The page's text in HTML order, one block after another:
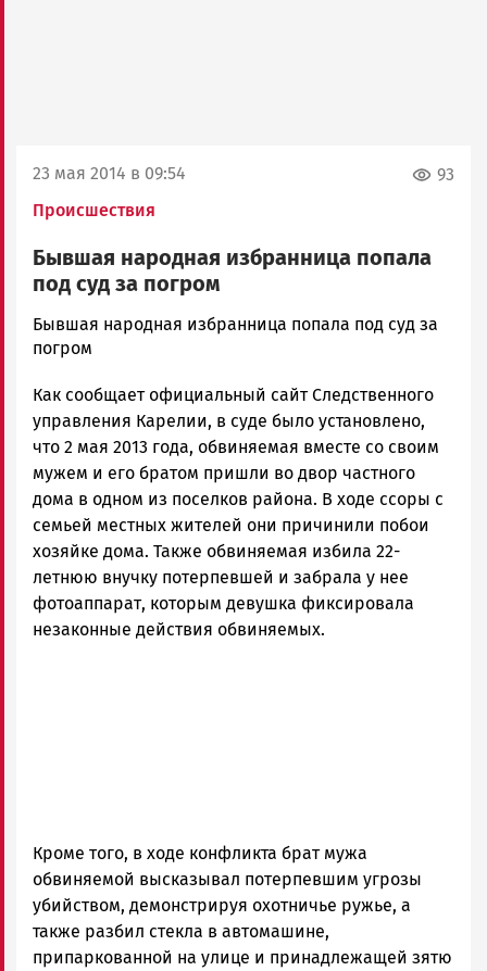
23 мая 2014 в 09:54
Происшествия
93
Бывшая народная избранница попала
под суд за погром
admintimur
Новости
и
Карелии
|
Петрозаводск
ГОВОРИТ
Бывшая народная избранница попала под суд за
погром
Как сообщает официальный сайт Следственного
управления Карелии, в суде было установлено,
что 2 мая 2013 года, обвиняемая вместе со своим
мужем и его братом пришли во двор частного
дома в одном из поселков района. В ходе ссоры с
семьей местных жителей они причинили побои
хозяйке дома. Также обвиняемая избила 22-
летнюю внучку потерпевшей и забрала у нее
фотоаппарат, которым девушка фиксировала
незаконные действия обвиняемых.
Кроме того, в ходе конфликта брат мужа
обвиняемой высказывал потерпевшим угрозы
убийством, демонстрируя охотничье ружье, а
также разбил стекла в автомашине,
припаркованной на улице и принадлежащей зятю